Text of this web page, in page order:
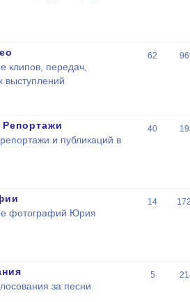
клипов, передач,
выступлений
62
и публикаций в
40
фотографий Юрия
14
за песни
5